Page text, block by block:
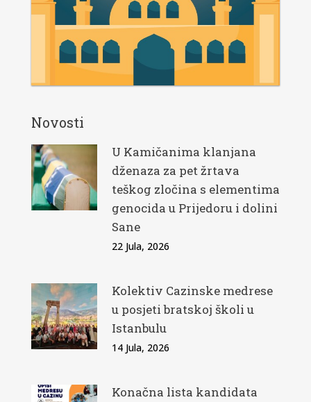
Novosti
U Kamičanima klanjana
dženaza za pet žrtava
teškog zločina s elementima
genocida u Prijedoru i dolini
Sane
22 Jula, 2026
Kolektiv Cazinske medrese
u posjeti bratskoj školi u
Istanbulu
14 Jula, 2026
Konačna lista kandidata